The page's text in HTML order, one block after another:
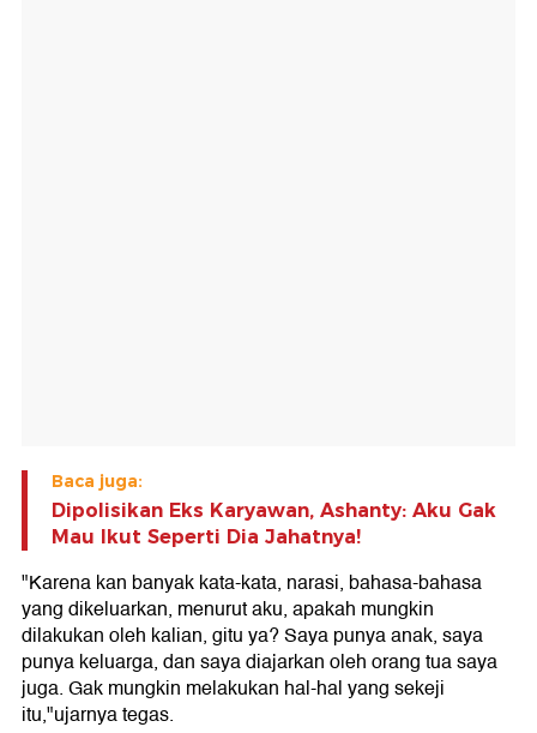
Baca juga:
Dipolisikan Eks Karyawan, Ashanty: Aku Gak
Mau Ikut Seperti Dia Jahatnya!
"Karena kan banyak kata-kata, narasi, bahasa-bahasa
yang dikeluarkan, menurut aku, apakah mungkin
dilakukan oleh kalian, gitu ya? Saya punya anak, saya
punya keluarga, dan saya diajarkan oleh orang tua saya
juga. Gak mungkin melakukan hal-hal yang sekeji
itu,"ujarnya tegas.